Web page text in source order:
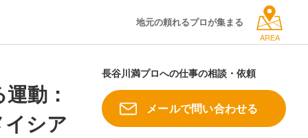
地元の頼れるプロが集まる
AREA
動：
シア
長谷川満プロへの仕事の相談・依頼
メールで問い合わせる